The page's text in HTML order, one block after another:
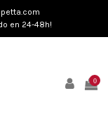
en 24-48h!
0